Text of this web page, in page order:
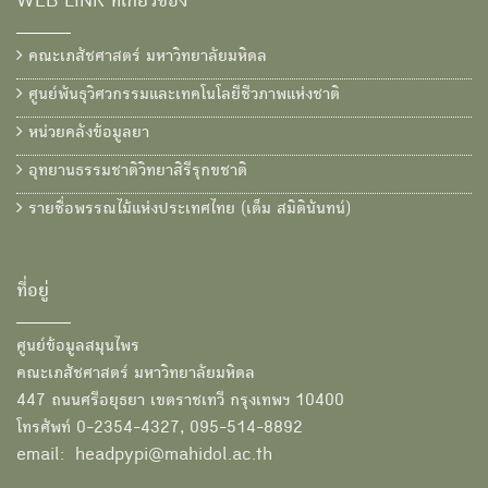
คณะเภสัชศาสตร์ มหาวิทยาลัยมหิดล
ศูนย์พันธุวิศวกรรมและเทคโนโลยีชีวภาพแห่งชาติ
หน่วยคลังข้อมูลยา
อุทยานธรรมชาติวิทยาสิรีรุกขชาติ
รายชื่อพรรณไม้แห่งประเทศไทย (เต็ม สมิตินันทน์)
ที่อยู่
ศูนย์ข้อมูลสมุนไพร
คณะเภสัชศาสตร์ มหาวิทยาลัยมหิดล
447 ถนนศรีอยุธยา เขตราชเทวี กรุงเทพฯ 10400
โทรศัพท์ 0-2354-4327, 095-514-8892
email: headpypi@mahidol.ac.th